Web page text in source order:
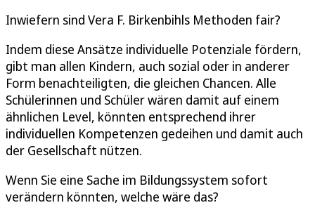
Inwiefern sind Vera F. Birkenbihls Methoden fair?
Indem diese Ansätze individuelle Potenziale fördern,
gibt man allen Kindern, auch sozial oder in anderer
Form benachteiligten, die gleichen Chancen. Alle
Schülerinnen und Schüler wären damit auf einem
ähnlichen Level, könnten entsprechend ihrer
individuellen Kompetenzen gedeihen und damit auch
der Gesellschaft nützen.
Wenn Sie eine Sache im Bildungssystem sofort
verändern könnten, welche wäre das?